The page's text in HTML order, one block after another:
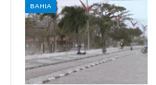
BAHIA